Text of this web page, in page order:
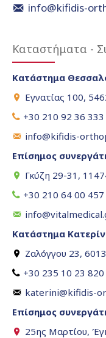
info@kifidis-
Καταστήματα -
Κατάστημα
Εγνατίας 100,
+30 210 92 36 333
info@kifidis-
Επίσημος
Γκύζη 29-31,
+30 210 64 00 457
Κατάστημα
Ζαλόγγου 23,
+30 235 10 23 820
katerini@kifidis-
Επίσημος
25ης Μαρτίου,